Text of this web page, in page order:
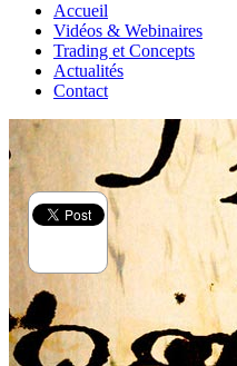
Accueil
Vidéos & Webinaires
Trading et Concepts
Actualités
Contact